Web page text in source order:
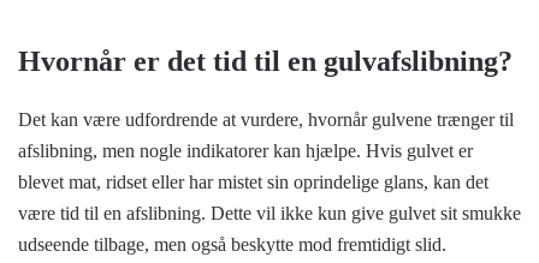
Hvornår er det tid til en gulvafslibning?
Det kan være udfordrende at vurdere, hvornår gulvene trænger til
afslibning, men nogle indikatorer kan hjælpe. Hvis gulvet er
blevet mat, ridset eller har mistet sin oprindelige glans, kan det
være tid til en afslibning. Dette vil ikke kun give gulvet sit smukke
udseende tilbage, men også beskytte mod fremtidigt slid.